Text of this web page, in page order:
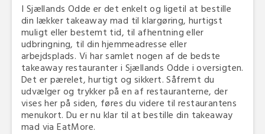
I Sjællands Odde er det enkelt og ligetil at bestille
din lækker takeaway mad til klargøring, hurtigst
muligt eller bestemt tid, til afhentning eller
udbringning, til din hjemmeadresse eller
arbejdsplads. Vi har samlet nogen af de bedste
takeaway restauranter i Sjællands Odde i oversigten.
Det er pærelet, hurtigt og sikkert. Såfremt du
udvælger og trykker på en af restauranterne, der
vises her på siden, føres du videre til restaurantens
menukort. Du er nu klar til at bestille din takeaway
mad via EatMore.